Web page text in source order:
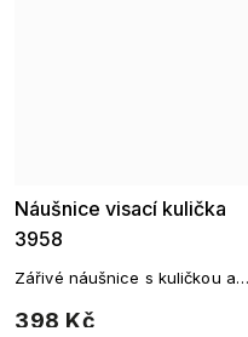
Náušnice visací kulička
3958
398 Kč
Zářivé náušnice s kuličkou a